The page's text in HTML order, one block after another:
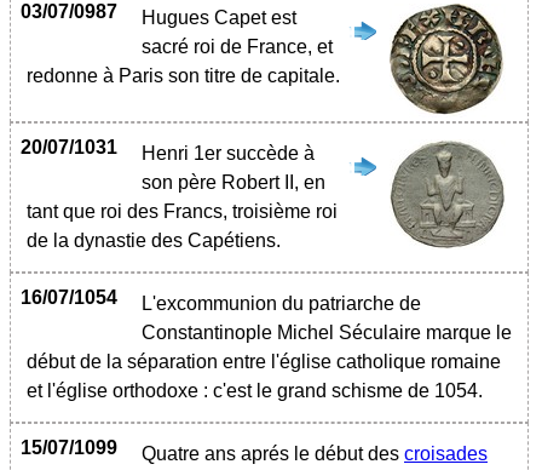
03/07/0987
Hugues Capet est
sacré roi de France, et
redonne à Paris son titre de capitale.
20/07/1031
Henri 1er succède à
son père Robert II, en
tant que roi des Francs, troisième roi
de la dynastie des Capétiens.
16/07/1054
L'excommunion du patriarche de
Constantinople Michel Séculaire marque le
début de la séparation entre l'église catholique romaine
et l'église orthodoxe : c'est le grand schisme de 1054.
15/07/1099 Quatre ans aprés le début des croisades